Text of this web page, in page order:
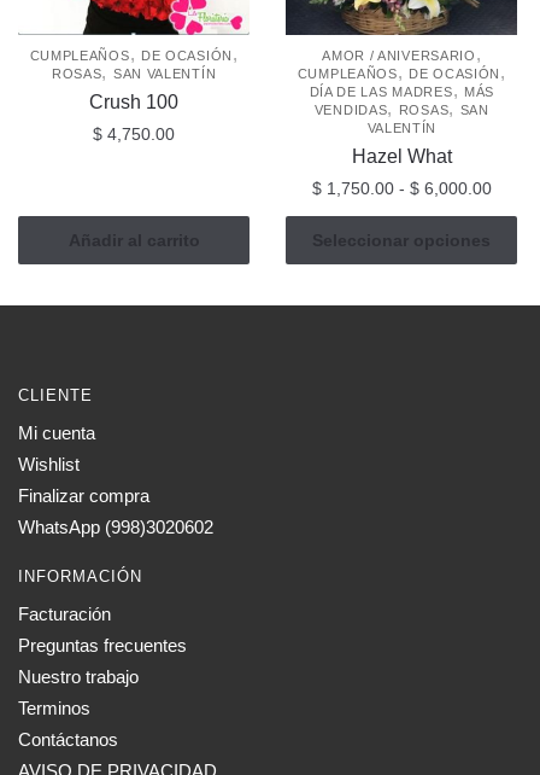
CUMPLEAÑOS, DE OCASIÓN ,
ROSAS, SAN VALENTÍN
Crush 100
$ 4,750.00
Añadir al carrito
AMOR / ANIVERSARIO ,
CUMPLEAÑOS, DE OCASIÓN ,
DÍA DE LAS MADRES, MÁS
VENDIDAS, ROSAS, SAN
VALENTÍN
Hazel What
$1,750.00 - $6,000.00Rango
de
desde
Seleccionar opciones
Este
producto
CLIENTE
Mi cuenta
Wishlist
Finalizar compra
WhatsApp (998)3020602
INFORMACIÓN
Facturación
Preguntas frecuentes
Nuestro trabajo
Terminos
Contáctanos
AVISO DE PRIVACIDAD